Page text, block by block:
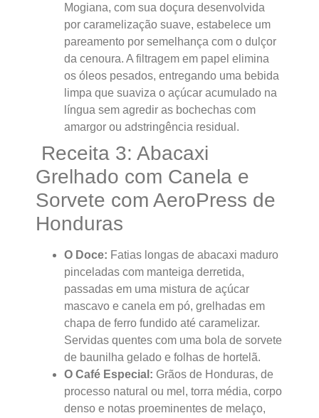
Mogiana, com sua doçura desenvolvida
por caramelização suave, estabelece um
pareamento por semelhança com o dulçor
da cenoura. A filtragem em papel elimina
os óleos pesados, entregando uma bebida
limpa que suaviza o açúcar acumulado na
língua sem agredir as bochechas com
amargor ou adstringência residual.
Receita 3: Abacaxi
Grelhado com Canela e
Sorvete com AeroPress de
Honduras
O Doce: Fatias longas de abacaxi maduro
pinceladas com manteiga derretida,
passadas em uma mistura de açúcar
mascavo e canela em pó, grelhadas em
chapa de ferro fundido até caramelizar.
Servidas quentes com uma bola de sorvete
de baunilha gelado e folhas de hortelã.
O Café Especial: Grãos de Honduras, de
processo natural ou mel, torra média, corpo
denso e notas proeminentes de melaço,